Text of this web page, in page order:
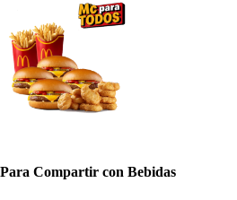
Para Compartir con Bebidas